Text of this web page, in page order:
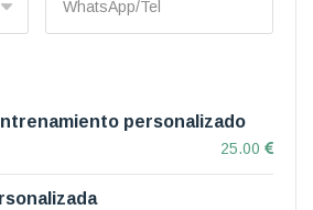
personalizado
25.00